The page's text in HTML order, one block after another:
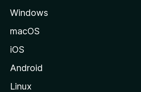
Windows
macOS
iOS
Android
Linux